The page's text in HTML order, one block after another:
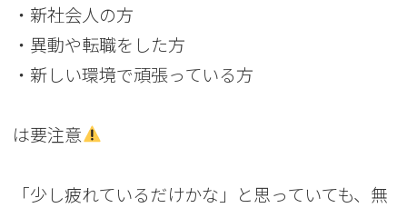
・新社会人の方
・異動や転職をした方
・新しい環境で頑張っている方
は要注意
「少し疲れているだけかな」と思っていても、無